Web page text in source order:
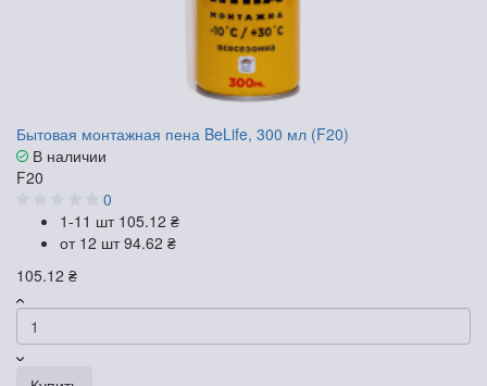
Бытовая монтажная пена BeLife, 300 мл (F20)
В наличии
F20
0
1-11 шт 105.12 ₴
от 12 шт94.62 ₴
105.12 ₴